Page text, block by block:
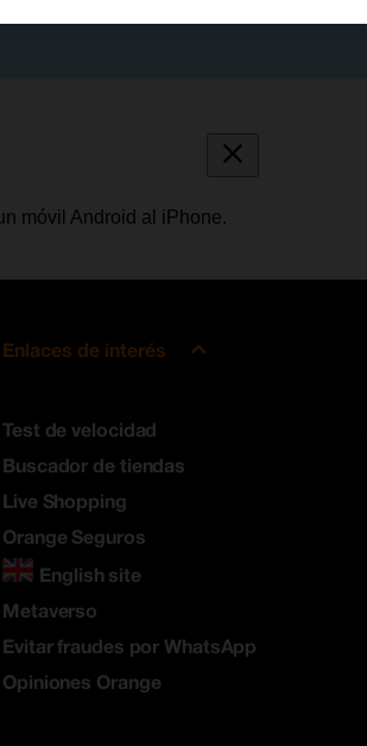
móvil Android al iPhone.
Enlaces de interés
Test de velocidad
Buscador de tiendas
Live Shopping
Orange Seguros
English site
Metaverso
Evitar fraudes por WhatsApp
Opiniones Orange